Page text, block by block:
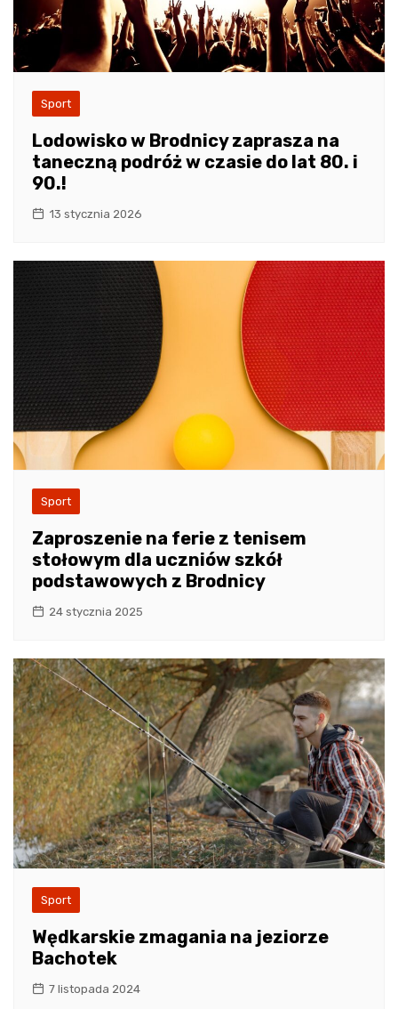
Sport
Lodowisko w Brodnicy zaprasza na
taneczną podróż w czasie do lat 80. i
90.!
13 stycznia 2026
Sport
Zaproszenie na ferie z tenisem
stołowym dla uczniów szkół
podstawowych z Brodnicy
24 stycznia 2025
Sport
Wędkarskie zmagania na jeziorze
Bachotek
7 listopada 2024